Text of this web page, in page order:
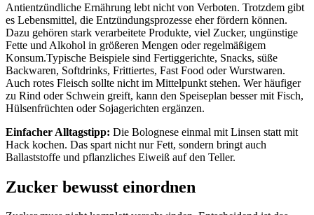
Antientzündliche Ernährung lebt nicht von Verboten. Trotzdem gibt
es Lebensmittel, die Entzündungsprozesse eher fördern können.
Dazu gehören stark verarbeitete Produkte, viel Zucker, ungünstige
Fette und Alkohol in größeren Mengen oder regelmäßigem
Konsum.Typische Beispiele sind Fertiggerichte, Snacks, süße
Backwaren, Softdrinks, Frittiertes, Fast Food oder Wurstwaren.
Auch rotes Fleisch sollte nicht im Mittelpunkt stehen. Wer häufiger
zu Rind oder Schwein greift, kann den Speiseplan besser mit Fisch,
Hülsenfrüchten oder Sojagerichten ergänzen.
Einfacher Alltagstipp: Die Bolognese einmal mit Linsen statt mit
Hack kochen. Das spart nicht nur Fett, sondern bringt auch
Ballaststoffe und pflanzliches Eiweiß auf den Teller.
Zucker bewusst einordnen